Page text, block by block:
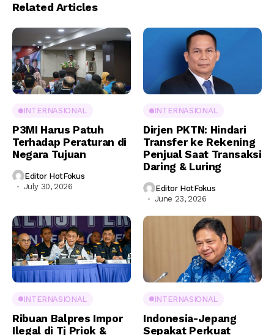
Related Articles
INTERNASIONAL
P3MI Harus Patuh
Terhadap Peraturan di
Negara Tujuan
Editor HotFokus
July 30, 2026
INTERNASIONAL
Dirjen PKTN: Hindari
Transfer ke Rekening
Penjual Saat Transaksi
Daring & Luring
Editor HotFokus
June 23, 2026
INTERNASIONAL
Ribuan Balpres Impor
Ilegal di Tj Priok &
INTERNASIONAL
Indonesia-Jepang
Sepakat Perkuat